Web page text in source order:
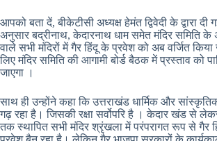
आपको बता दें, बीकेटीसी अध्यक्ष हेमंत द्विवेदी के द्वारा दी
अनुसार बद्रीनाथ, केदारनाथ धाम समेत मंदिर समिति
वाले सभी मंदिरों में गैर हिंदू के प्रवेश को अब वर्जित
लिए मंदिर समिति की आगामी बोर्ड बैठक में प्रस्ताव को
जाएगा ।
साथ ही उन्होंने कहा कि उत्तराखंड धार्मिक और
गढ़ रहा है। जिसकी रक्षा सर्वोपरि है । केदार खंड से
तक स्थापित सभी मंदिर श्रृंखला में परंपरागत रूप से गैर